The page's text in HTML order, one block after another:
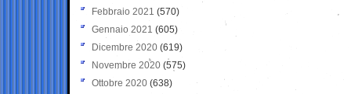
Febbraio 2021 (570)
Gennaio 2021 (605)
Dicembre 2020 (619)
Novembre 2020 (575)
Ottobre 2020 (638)